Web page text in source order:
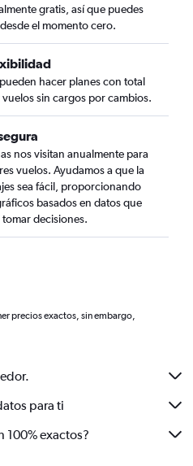
gratis, así que puedes
el momento cero.
hacer planes con total
sin cargos por cambios.
nos visitan anualmente para
vuelos. Ayudamos a que la
sea fácil, proporcionando
basados en datos que
decisiones.
precios exactos, sin embargo,
para ti
100% exactos?